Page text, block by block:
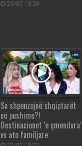
29/07 13:28
Sa shpenzojnë shqiptarët
në pushime?!
Destinacionet ‘e çmendura’
vs ato familjare